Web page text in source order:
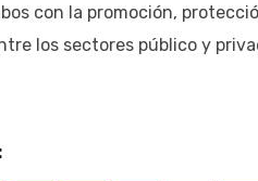
con la promoción,
los sectores público y